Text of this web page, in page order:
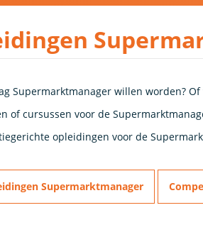
Supermarktmanager willen worden?
of cursussen voor de
opleidingen voor de
Supermarktmanager